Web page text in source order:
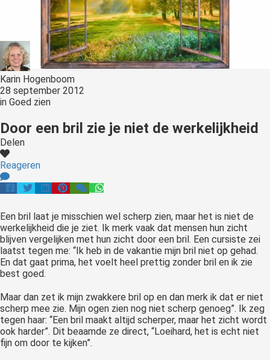
Karin Hogenboom
28 september 2012
in Goed zien
Door een bril zie je niet de werkelijkheid
Delen
Reageren
Een bril laat je misschien wel scherp zien, maar het is niet de
werkelijkheid die je ziet. Ik merk vaak dat mensen hun zicht
blijven vergelijken met hun zicht door een bril. Een cursiste zei
laatst tegen me: “Ik heb in de vakantie mijn bril niet op gehad.
En dat gaat prima, het voelt heel prettig zonder bril en ik zie
best goed.
Maar dan zet ik mijn zwakkere bril op en dan merk ik dat er niet
scherp mee zie. Mijn ogen zien nog niet scherp genoeg”. Ik zeg
tegen haar: “Een bril maakt altijd scherper, maar het zicht wordt
ook harder”. Dit beaamde ze direct, “Loeihard, het is echt niet
fijn om door te kijken”.